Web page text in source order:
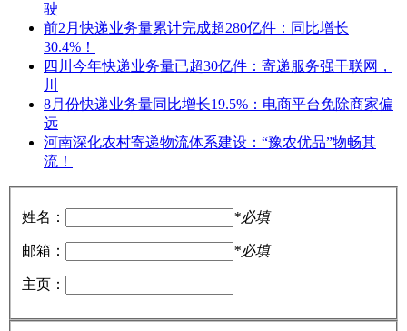
驶
前2月快递业务量累计完成超280亿件：同比增长
30.4%！
四川今年快递业务量已超30亿件：寄递服务强干联网，
川
8月份快递业务量同比增长19.5%：电商平台免除商家偏
远
河南深化农村寄递物流体系建设：“豫农优品”物畅其
流！
姓名： *必填
邮箱： *必填
主页：